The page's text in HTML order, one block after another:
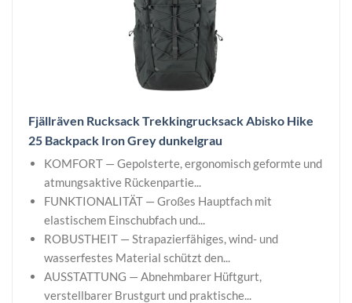
Fjällräven Rucksack Trekkingrucksack Abisko Hike
25 Backpack Iron Grey dunkelgrau
KOMFORT — Gepolsterte, ergonomisch geformte und
atmungsaktive Rückenpartie...
FUNKTIONALITÄT — Großes Hauptfach mit
elastischem Einschubfach und...
ROBUSTHEIT — Strapazierfähiges, wind- und
wasserfestes Material schützt den...
AUSSTATTUNG — Abnehmbarer Hüftgurt,
verstellbarer Brustgurt und praktische...